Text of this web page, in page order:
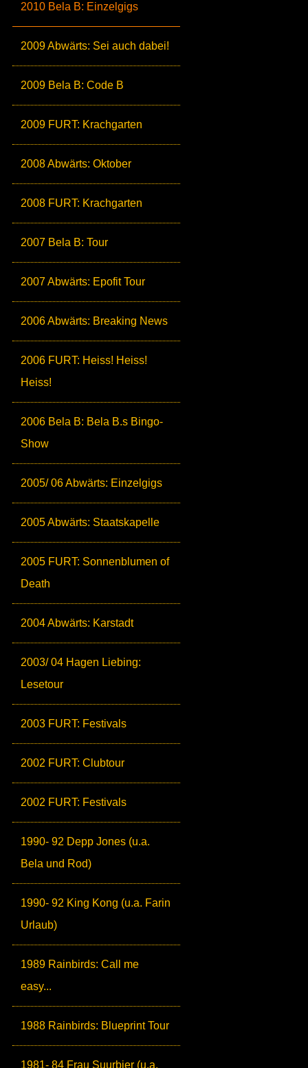
2010 Bela B: Einzelgigs
2009 Abwärts: Sei auch dabei!
2009 Bela B: Code B
2009 FURT: Krachgarten
2008 Abwärts: Oktober
2008 FURT: Krachgarten
2007 Bela B: Tour
2007 Abwärts: Epofit Tour
2006 Abwärts: Breaking News
2006 FURT: Heiss! Heiss!
Heiss!
2006 Bela B: Bela B.s Bingo-
Show
2005/ 06 Abwärts: Einzelgigs
2005 Abwärts: Staatskapelle
2005 FURT: Sonnenblumen of
Death
2004 Abwärts: Karstadt
2003/ 04 Hagen Liebing:
Lesetour
2003 FURT: Festivals
2002 FURT: Clubtour
2002 FURT: Festivals
1990- 92 Depp Jones (u.a.
Bela und Rod)
1990- 92 King Kong (u.a. Farin
Urlaub)
1989 Rainbirds: Call me
easy...
1988 Rainbirds: Blueprint Tour
1981- 84 Frau Suurbier (u.a.